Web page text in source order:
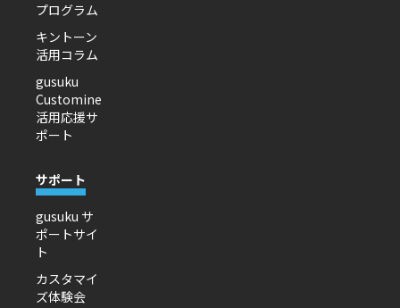
プログラム
キントーン
活用コラム
gusuku
Customine
活用応援サ
ポート
サポート
gusuku サ
ポートサイ
ト
カスタマイ
ズ体験会